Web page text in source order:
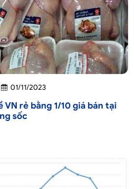
01/11/2023
VN rẻ bằng 1/10 giá bán tại
sốc